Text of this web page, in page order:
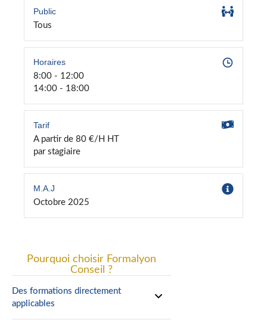
Public
Tous
Horaires
8:00 - 12:00
14:00 - 18:00
Tarif
A partir de 80 €/H HT
par stagiaire
M.A.J
Octobre 2025
Pourquoi choisir Formalyon
Conseil ?
Des formations directement
applicables